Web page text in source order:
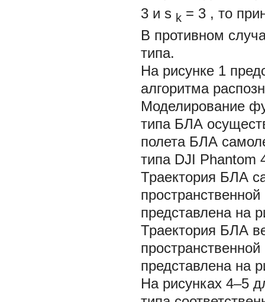
3 и s k = 3 , то
В противном
типа.
На рисунке 1
алгоритма
Моделирование
типа БЛА
полета БЛА
типа DJI Phantom
Траектория БЛА
представлена на
Траектория БЛА
представлена на
На рисунках 4–5